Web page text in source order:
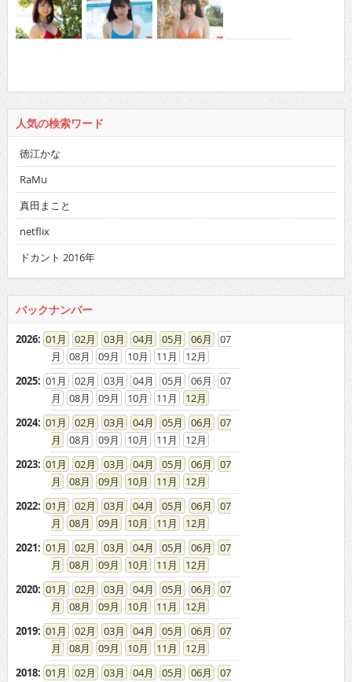
人気の検索ワード
徳江かな
RaMu
真田まこと
netflix
ドカント 2016年
バックナンバー
2026: 01 02 03 04 05 06
07
08
09 10 11
12
2025: 01 02 03 04 05 06
07
08
09 10 11
12
2024: 01 02 03 04 05 06
07
08
09 10 11
12
2023: 01 02 03 04 05 06
07
08
09 10 11
12
2022: 01 02 03 04 05 06
07
08
09 10 11
12
2021: 01 02 03 04 05 06
07
08
09 10 11
12
2020: 01 02 03 04 05 06
07
08
09 10 11
12
2019: 01 02 03 04 05 06
07
08
09 10 11
12
2018: 01 02 03 04 05 06
07